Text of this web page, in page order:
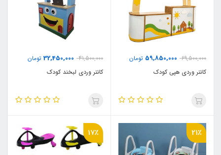
69,500,000
59,850,000 تومان
کانتر وردی هپی کودک
41,500,000
32,450,000 تومان
کانتر وردی لبخند کودک
21٪ 17٪